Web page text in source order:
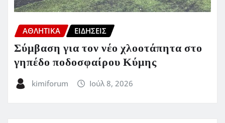
ΑΘΛΗΤΙΚΑ ΕΙΔΗΣΕΙΣ
Σύμβαση για τον νέο χλοοτάπητα στο
γηπέδο ποδοσφαίρου Κύμης
kimiforum Ιούλ 8, 2026